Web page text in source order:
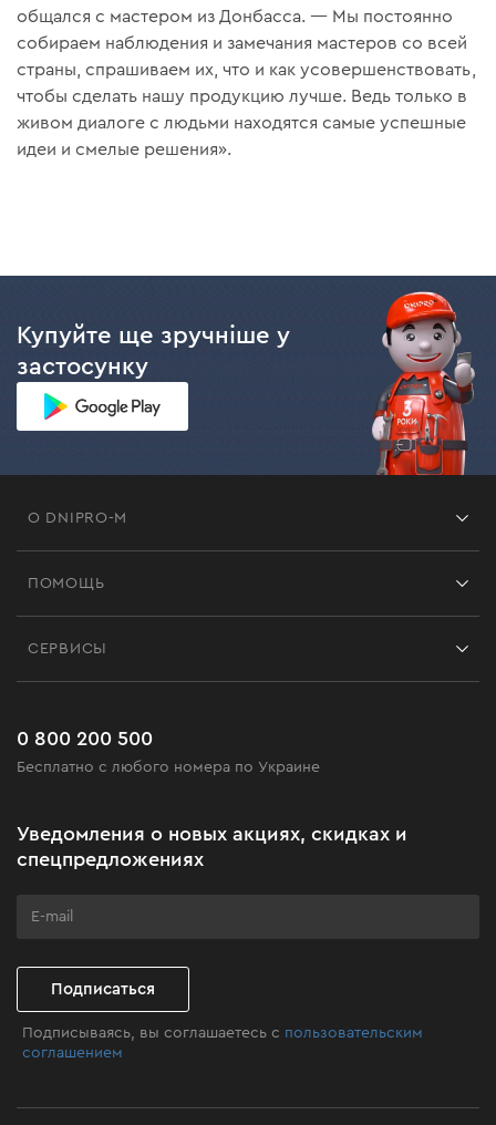
общался с мастером из Донбасса. — Мы постоянно
собираем наблюдения и замечания мастеров со всей
страны, спрашиваем их, что и как усовершенствовать,
чтобы сделать нашу продукцию лучше. Ведь только в
живом диалоге с людьми находятся самые успешные
идеи и смелые решения».
Купуйте ще зручніше у
застосунку
О DNIPRO-M
Черная пятница
Клуб мастерства
ПОМОЩЬ
Часто задаваемые вопросы
СЕРВИСЫ
0 800 200 500
Бесплатно с любого номера по Украине
Уведомления о новых акциях, скидках и
спецпредложениях
Подписаться
Подписываясь, вы соглашаетесь с пользовательским
соглашением